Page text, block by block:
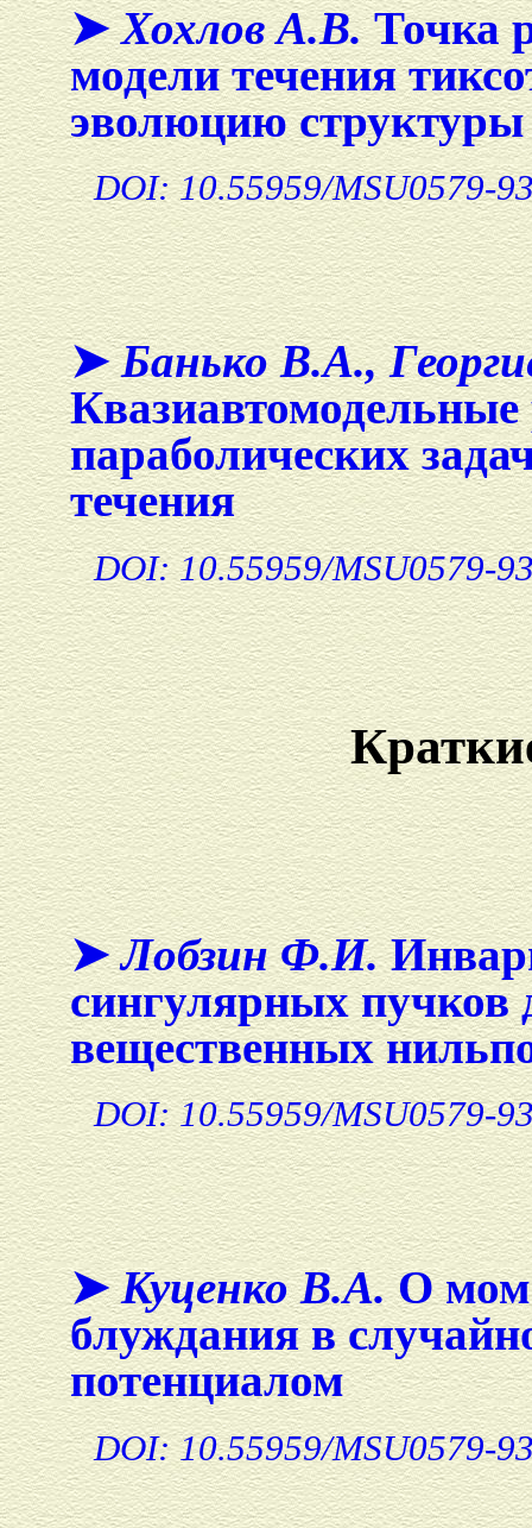
➤Хохлов А.В.Точка
модели течения
эволюцию структуры
DOI: 10.55959/MSU0579-
➤Банько В.А.,
параболических
течения
DOI: 10.55959/MSU0579-
➤Лобзин Ф.И.
сингулярных
вещественных
DOI: 10.55959/MSU0579-
➤Куценко В.А.О
блуждания в
потенциалом
DOI: 10.55959/MSU0579-